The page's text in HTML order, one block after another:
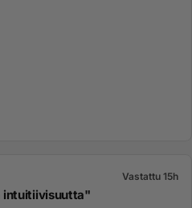
Vastattu 15h
intuitiivisuutta"